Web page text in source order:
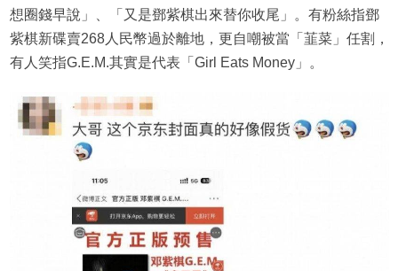
想圈錢早說」、「又是鄧紫棋出來替你收尾」。有粉絲指鄧
紫棋新碟賣268人民幣過於離地，更自嘲被當「韮菜」任割，
有人笑指G.E.M.其實是代表「Girl Eats Money」。